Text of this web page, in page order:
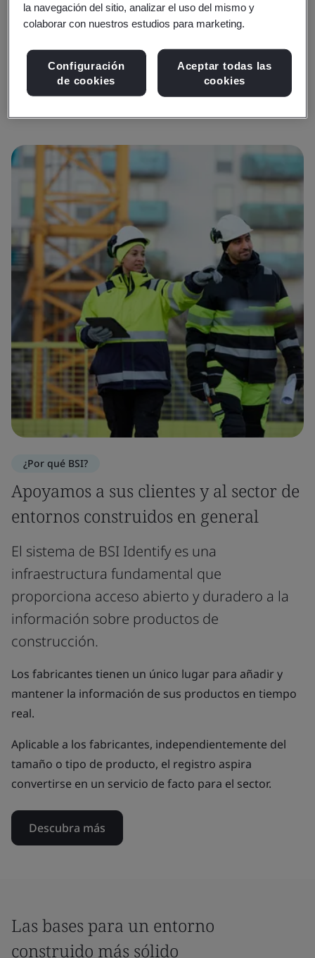
información fiable en una red centralizada.
Obtenga más información
Ver recursos
¿Por qué BSI?
Apoyamos a sus clientes y al sector de
entornos construidos en general
El sistema de BSI Identify es una
infraestructura fundamental que
proporciona acceso abierto y duradero a la
información sobre productos de
construcción.
Los fabricantes tienen un único lugar para añadir y
mantener la información de sus productos en tiempo
real.
Aplicable a los fabricantes, independientemente del
tamaño o tipo de producto, el registro aspira
convertirse en un servicio de facto para el sector.
Descubra más
Las bases para un entorno
construido más sólido
la navegación del sitio, analizar el uso del mismo y
colaborar con nuestros estudios para marketing.
Configuración
de cookies
Aceptar todas las
cookies